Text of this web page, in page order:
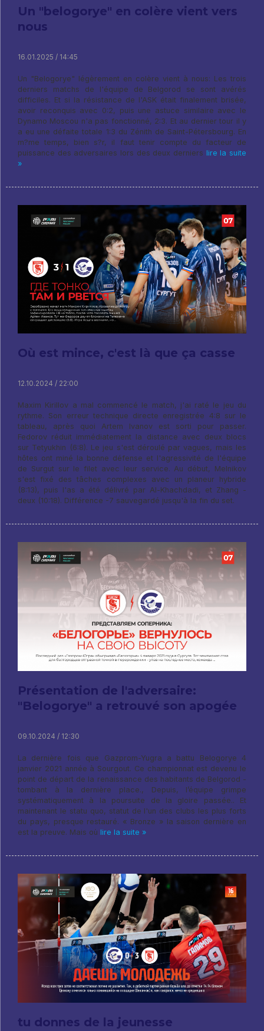
Un "belogorye" en colère vient vers
nous
16.01.2025 / 14:45
Un "Belogorye" légèrement en colère vient à nous: Les trois
derniers matchs de l'équipe de Belgorod se sont avérés
difficiles. Et si la résistance de l'ASK était finalement brisée,
avoir reconquis avec 0:2, puis une astuce similaire avec le
Dynamo Moscou n'a pas fonctionné, 2:3. Et au dernier tour il y
a eu une défaite totale 1:3 du Zénith de Saint-Pétersbourg. En
m?me temps, bien s?r, il faut tenir compte du facteur de
puissance des adversaires lors des deux derniers lire la suite
»
Où est mince, c'est là que ça casse
12.10.2024 / 22:00
Maxim Kirillov a mal commencé le match, j'ai raté le jeu du
rythme. Son erreur technique directe enregistrée 4:8 sur le
tableau, après quoi Artem Ivanov est sorti pour passer.
Fedorov réduit immédiatement la distance avec deux blocs
sur Tetyukhin (6:8). Le jeu s'est déroulé par vagues, mais les
hôtes ont miné la bonne défense et l'agressivité de l'équipe
de Surgut sur le filet avec leur service. Au début, Melnikov
s'est fixé des tâches complexes avec un planeur hybride
(8:13), puis l'as a été délivré par Al-Khachdadi, et Zhang -
deux (10:18). Différence -7 sauvegardé jusqu'à la fin du set.
Présentation de l'adversaire:
"Belogorye" a retrouvé son apogée
09.10.2024 / 12:30
La dernière fois que Gazprom-Yugra a battu Belogorye 4
janvier 2021 année à Sourgout. Ce championnat est devenu le
point de départ de la renaissance des habitants de Belgorod -
tombant à la dernière place., Depuis, l’équipe grimpe
systématiquement à la poursuite de la gloire passée.. Et
maintenant le statu quo, statut de l'un des clubs les plus forts
du pays, presque restauré. « Bronze » la saison dernière en
est la preuve. Mais où lire la suite »
tu donnes de la jeunesse